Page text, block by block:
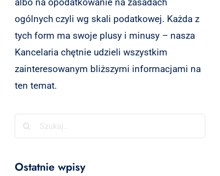
albo na opodatkowanie na zasadach
ogólnych czyli wg skali podatkowej. Każda z
tych form ma swoje plusy i minusy – nasza
Kancelaria chętnie udzieli wszystkim
zainteresowanym bliższymi informacjami na
ten temat.
Szukaj
Ostatnie wpisy